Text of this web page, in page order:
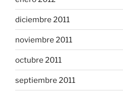
diciembre 2011
noviembre 2011
octubre 2011
septiembre 2011